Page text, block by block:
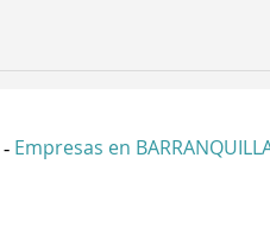
- Empresas en